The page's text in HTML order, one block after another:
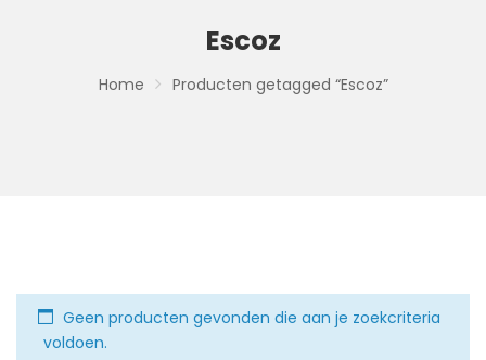
Escoz
Home Producten getagged “Escoz”
Geen producten gevonden die aan je zoekcriteria
voldoen.